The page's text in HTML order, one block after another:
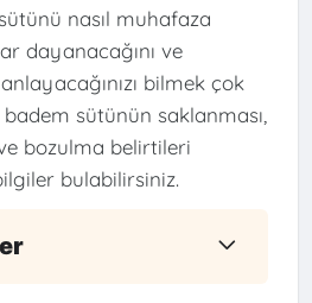
nasıl muhafaza
dayanacağını ve
bilmek çok
sütünün saklanması,
bozulma belirtileri
bulabilirsiniz.